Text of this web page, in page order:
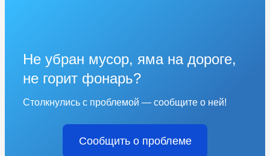
Не убран мусор, яма на дороге,
не горит фонарь?
Столкнулись с проблемой — сообщите о ней!
Сообщить о проблеме